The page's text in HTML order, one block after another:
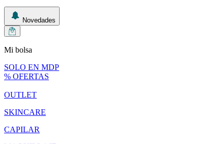
Novedades
Mi bolsa
SOLO EN MDP
% OFERTAS
OUTLET
SKINCARE
CAPILAR